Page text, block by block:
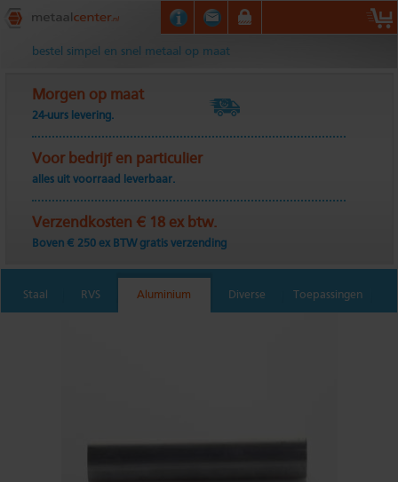
Metaalcenter.nl
bestel simpel en snel metaal op maat
Morgen op maat
24-uurs levering.
Voor bedrijf en particulier
alles uit voorraad leverbaar.
Verzendkosten € 18 ex btw.
Boven € 250 ex BTW gratis verzending
Staal RVS Aluminium Diverse Toepassingen